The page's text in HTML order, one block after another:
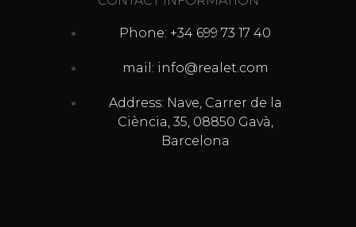
Phone: +34 699 73 17 40
mail: info@realet.com
Address: Nave, Carrer de la
Ciència, 35, 08850 Gavà,
Barcelona